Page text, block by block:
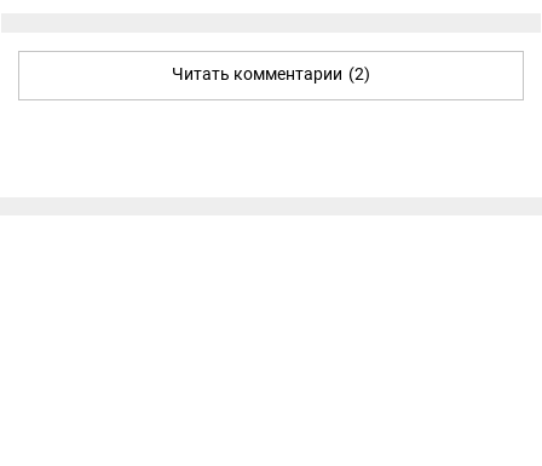
Читать комментарии (2)